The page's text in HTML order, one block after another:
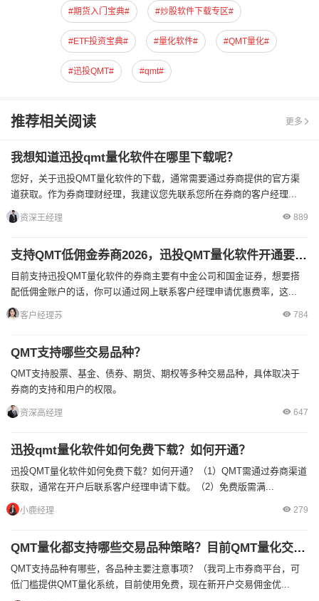
#期货入门宝典# #炒股软件下载专区#
#ETF投资宝典# #量化软件# #QMT量化#
#迅投QMT# #qmt#
推荐相关阅读 更多
我想知道迅投qmt量化软件在哪里下载呢？
您好，关于迅投QMT量化软件的下载，通常需要通过券商提供的官方渠
道获取。作为券商理财经理，我建议您先联系您所在券商的客户经理...
资深王经理 889
支持QMT低佣金券商2026，迅投QMT量化软件开通要求是什么？
目前支持迅投QMT量化软件的券商主要有中金公司和国金证券，想要搭
配低佣金账户的话，你可以通过网上联系客户经理申请优惠费率，这...
客户经理苏 784
QMT支持哪些交易品种？​
QMT支持股票、基金、债券、期货、期权等多种交易品种，具体取决于
券商的支持和用户的权限。
资深高经理 647
迅投qmt量化软件如何免费下载？如何开通？
迅投QMT量化软件如何免费下载？如何开通？（1）QMT需通过券商渠道
获取，通常在开户后联系客户经理申请下载。（2）免费版需满...
小鹿经理 279
QMT量化都支持哪些交易品种策略？目前QMT量化交易免费使用的券商有吗？
QMT支持品种有哪些，各品种主要注意事项？（我司上市券商平台，可
低门槛提供QMT量化系统，目前使用免费，现在新开户交易佣金优...